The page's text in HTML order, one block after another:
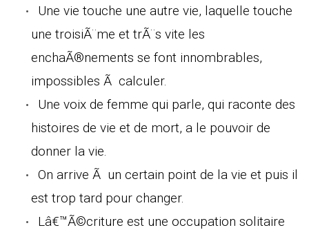
Une vie touche une autre vie, laquelle touche
une troisiÃ¨me et trÃ¨s vite les
enchaÃ®nements se font innombrables,
impossibles Ã calculer.
Une voix de femme qui parle, qui raconte des
histoires de vie et de mort, a le pouvoir de
donner la vie.
On arrive Ã un certain point de la vie et puis il
est trop tard pour changer.
Lâ€™Ã©criture est une occupation solitaire